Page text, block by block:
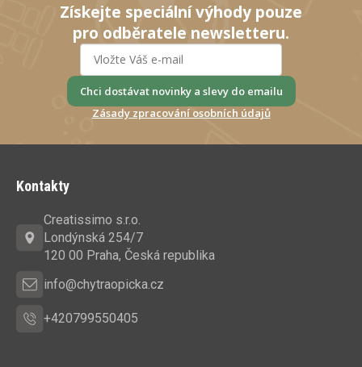
Získejte speciální výhody pouze
pro odběratele newsletteru.
Chci dostávat novinky a slevy do emailu
Zásady zpracování osobních údajů
Kontakty
Creatissimo s.r.o.
Londýnská 254/7
120 00 Praha, Česká republika
info@chytraopicka.cz
+420799550405